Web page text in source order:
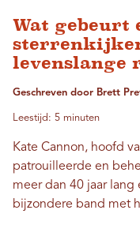
Wat gebeurt
levenslange
Geschreven door Brett
Leestijd: 5 minuten
Kate Cannon, hoofd
patrouilleerde en
meer dan 40 jaar
bijzondere band met